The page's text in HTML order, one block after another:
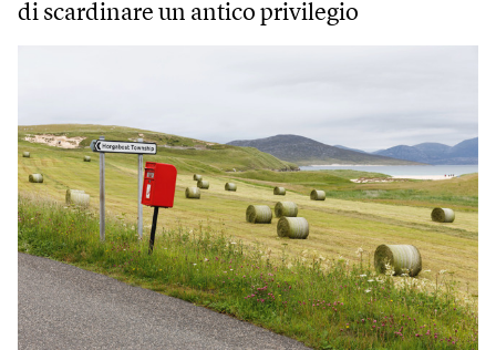
di scardinare un antico privilegio